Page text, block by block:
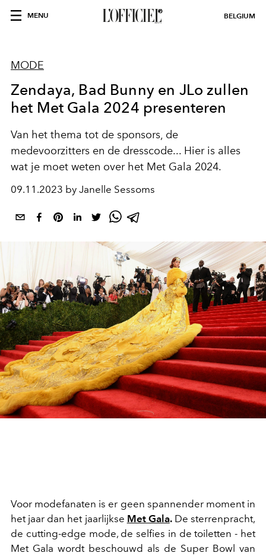
MENU BELGIUM
MODE
Zendaya, Bad Bunny en JLo zullen
het Met Gala 2024 presenteren
Van het thema tot de sponsors, de
medevoorzitters en de dresscode... Hier is alles
wat je moet weten over het Met Gala 2024.
09.11.2023 by Janelle Sessoms
Voor modefanaten is er geen spannender moment in
het jaar dan het jaarlijkse Met Gala.De sterrenpracht,
de cutting-edge mode, de selfies in de toiletten - het
Met Gala wordt beschouwd als de Super Bowl van